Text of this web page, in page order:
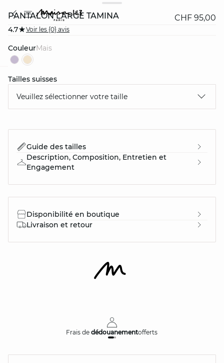
PANTALON LARGE TAMINA CHF 95,00
4.7 Voir les {0} avis
Couleur mais
Tailles suisses
Veuillez sélectionner votre taille
Guide des tailles
Description, Composition, Entretien et
Engagement
Disponibilité en boutique
Livraison et retour
Frais dedédouanementofferts